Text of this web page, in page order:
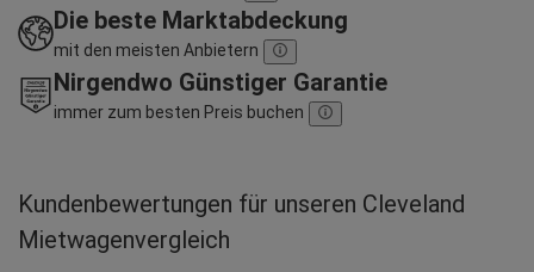
Die beste Marktabdeckung
mit den meisten Anbietern
Nirgendwo Günstiger Garantie
immer zum besten Preis buchen
Kundenbewertungen für unseren Cleveland
Mietwagenvergleich